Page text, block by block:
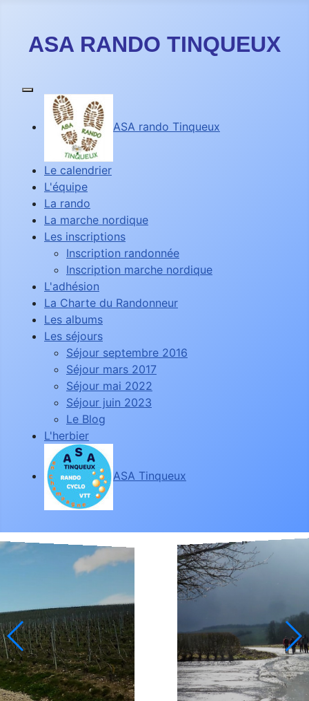
ASA RANDO TINQUEUX
ASA rando Tinqueux
Le calendrier
L'équipe
La rando
La marche nordique
Les inscriptions
Inscription randonnée
Inscription marche nordique
L'adhésion
La Charte du Randonneur
Les albums
Les séjours
Séjour septembre 2016
Séjour mars 2017
Séjour mai 2022
Séjour juin 2023
Le Blog
L'herbier
ASA Tinqueux